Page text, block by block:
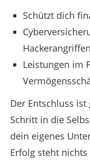
Schützt dich
Hackerangriffen
Leistungen im
Der Entschluss
Schritt in die
dein eigenes
Erfolg steht